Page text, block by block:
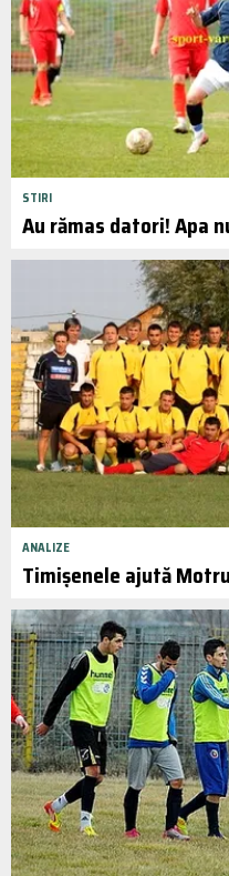
STIRI
Au rămas datori! Apa
ANALIZE
Timișenele ajută